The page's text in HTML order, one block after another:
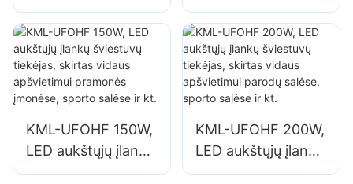
šviestuvų tiekėjas
pramonės
įmonėms,
sandėliams ir
kitoms patalpų
reikmėms.
įlankų šviestuvų
tiekėjas pramonės
įmonėms,
sandėliams ir
kitoms patalpų
reikmėms.
KML-UFOHF 150W,
LED aukštųjų įlankų
šviestuvų tiekėjas,
KML-UFOHF 200W,
LED aukštųjų įlankų
šviestuvų tiekėjas,